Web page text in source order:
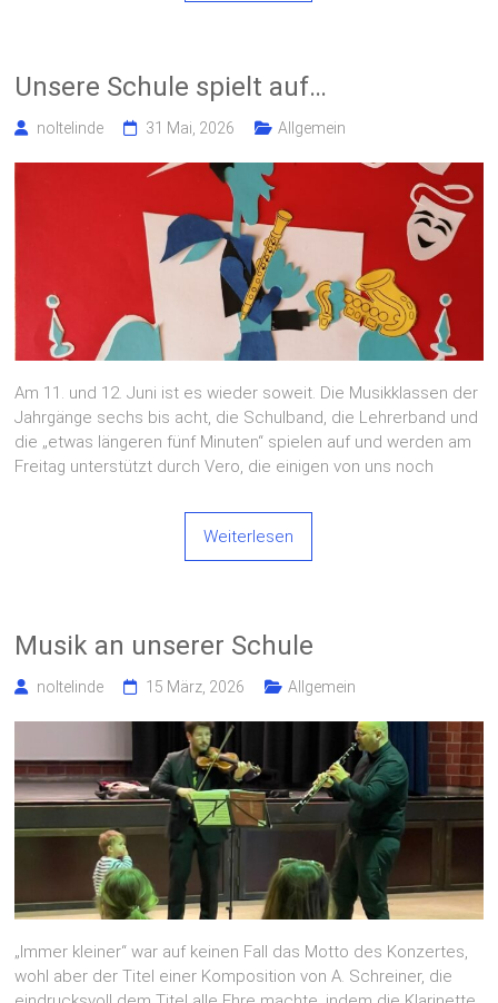
Unsere Schule spielt auf…
noltelinde 31 Mai, 2026 Allgemein
Am 11. und 12. Juni ist es wieder soweit. Die Musikklassen der
Jahrgänge sechs bis acht, die Schulband, die Lehrerband und
die „etwas längeren fünf Minuten“ spielen auf und werden am
Freitag unterstützt durch Vero, die einigen von uns noch
Weiterlesen
Musik an unserer Schule
noltelinde 15 März, 2026 Allgemein
„Immer kleiner“ war auf keinen Fall das Motto des Konzertes,
wohl aber der Titel einer Komposition von A. Schreiner, die